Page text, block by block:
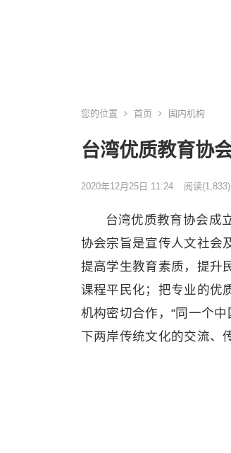
您的位置 首页 国内机构
台湾优质教育协
2020年12月25日 11:24 阅读(1,833)
台湾优质教育协会成
协会宗旨是宣传人文社会
提高学生教育素质，提升
课程平民化；把专业的优
机构密切合作，“同一个
下两岸传统文化的交流、